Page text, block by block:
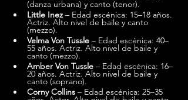
(danza urbana) y canto (tenor).
Little Inez – Edad escénica: 15–18 años.
Actriz. Alto nivel de baile y canto
(mezzo).
Velma Von Tussle – Edad escénica: 40–
55 años. Actriz. Alto nivel de baile y
canto (mezzo).
Amber Von Tussle – Edad escénica: 16–
20 años. Actriz. Alto nivel de baile y
canto (soprano).
Corny Collins – Edad escénica: 25–35